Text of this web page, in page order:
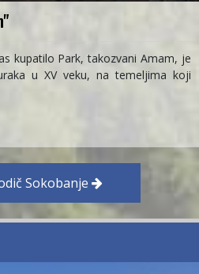
kupatilo Park, takozvani Amam, je
u XV veku, na temeljima koji
Sokobanje